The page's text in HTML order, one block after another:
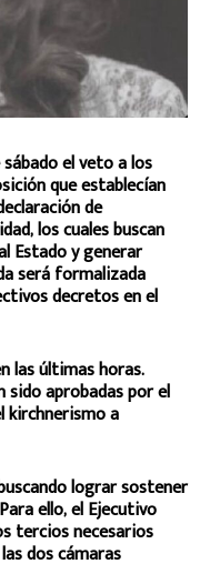
el veto a los
que establecían
de
los cuales buscan
Estado y generar
será formalizada
decretos en el
las últimas horas.
sido aprobadas por el
kirchnerismo a
lograr sostener
ello, el Ejecutivo
tercios necesarios
dos cámaras